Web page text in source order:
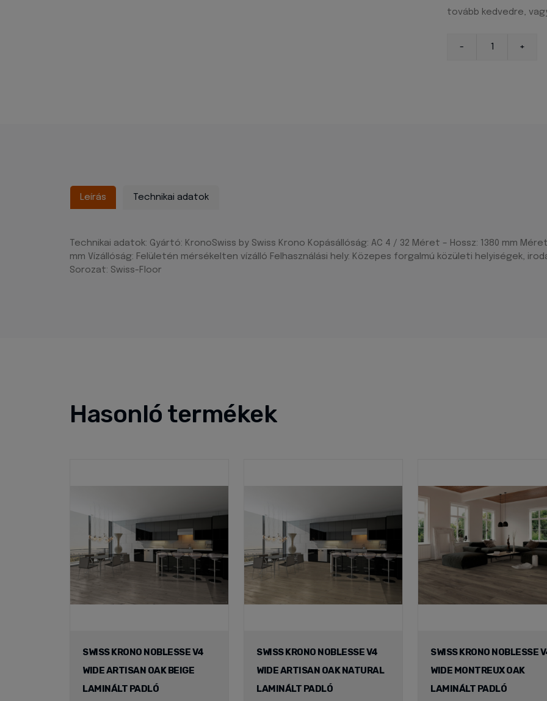
tovább kedvedre,
Leírás Technikai adatok
Technikai adatok: Gyártó: KronoSwiss by Swiss Krono Kopásállóság: AC 4 / 32 Méret – Hossz: 1380 mm
mm Vízállóság: Felületén mérsékelten vízálló Felhasználási hely: Közepes forgalmú közületi helyiségek,
Sorozat: Swiss-Floor
Hasonló termékek
SWISS KRONO NOBLESSE V4
WIDE ARTISAN OAK BEIGE
LAMINÁLT PADLÓ
SWISS KRONO NOBLESSE V4
WIDE ARTISAN OAK NATURAL
LAMINÁLT PADLÓ
SWISS KRONO NOBLESSE
WIDE MONTREUX OAK
LAMINÁLT PADLÓ